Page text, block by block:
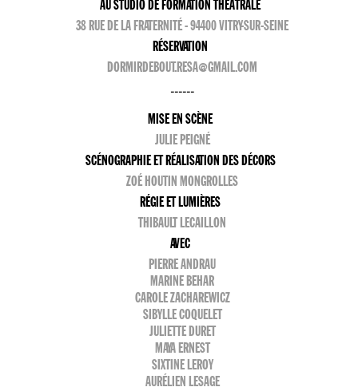
AU STUDIO DE FORMATION THÉÂTRALE
38 RUE DE LA FRATERNITÉ - 94400 VITRY-SUR-SEINE
RÉSERVATION
DORMIRDEBOUT.RESA@GMAIL.COM
------
MISE EN SCÈNE
JULIE PEIGNÉ
SCÉNOGRAPHIE ET RÉALISATION DES DÉCORS
ZOÉ HOUTIN MONGROLLES
RÉGIE ET LUMIÈRES
THIBAULT LECAILLON
AVEC
PIERRE ANDRAU
MARINE BEHAR
CAROLE ZACHAREWICZ
SIBYLLE COQUELET
JULIETTE DURET
MAYA ERNEST
SIXTINE LEROY
AURÉLIEN LESAGE